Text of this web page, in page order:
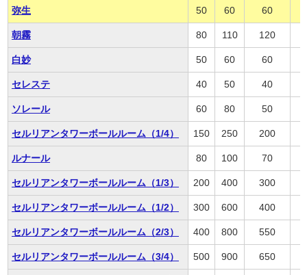
弥生 50 60 60
朝霧 80 110 120
白妙 50 60 60
セレステ 40 50 40
ソレール 60 80 50
セルリアンタワーボールルーム（1/4） 150 250 200
ルナール 80 100 70
セルリアンタワーボールルーム（1/3） 200 400 300
セルリアンタワーボールルーム（1/2） 300 600 400
セルリアンタワーボールルーム（2/3） 400 800 550
セルリアンタワーボールルーム（3/4） 500 900 650